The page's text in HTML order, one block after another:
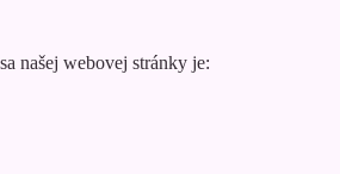
našej webovej stránky je: